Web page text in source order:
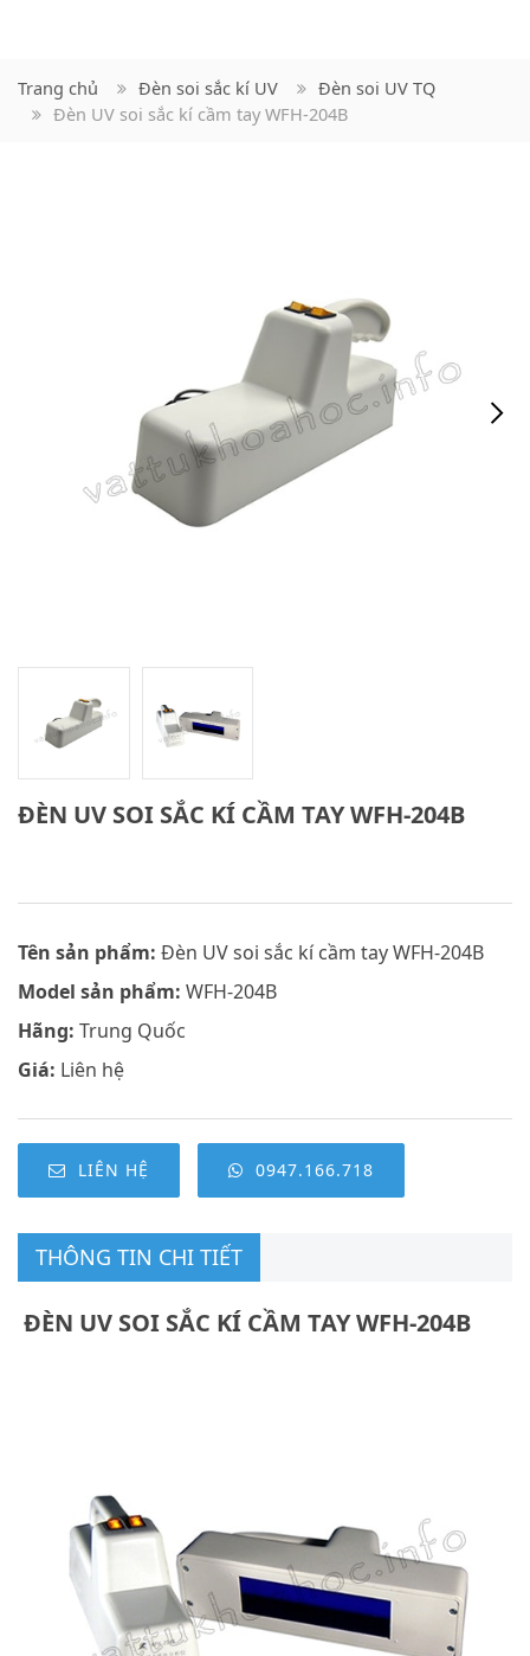
Trang chủ Đèn soi sắc kí UV
Đèn soi UV TQ
Đèn UV soi sắc kí cầm tay WFH-204B
ĐÈN UV SOI SẮC KÍ CẦM TAY WFH-204B
Tên sản phẩm: Đèn UV soi sắc kí cầm tay WFH-204B
Model sản phẩm: WFH-204B
Hãng: Trung Quốc
Giá: Liên hệ
LIÊN HỆ 0947.166.718
THÔNG TIN CHI TIẾT
ĐÈN UV SOI SẮC KÍ CẦM TAY WFH-204B